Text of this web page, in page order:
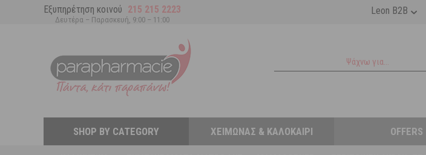
Εξυπηρέτηση κοινού 215 215 2223
Δευτέρα – Παρασκευή, 9:00 – 11:00
Leon B2B
SHOP BY CATEGORY ΧΕΙΜΏΝΑΣ & ΚΑΛΟΚΑΊΡΙ OFFERS